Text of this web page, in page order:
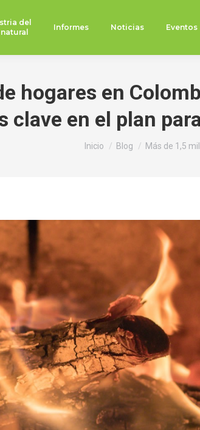
del
Informes Noticias Eventos
hogares en
clave en el plan
Estás aquí:
Inicio Blog Más de 1,5